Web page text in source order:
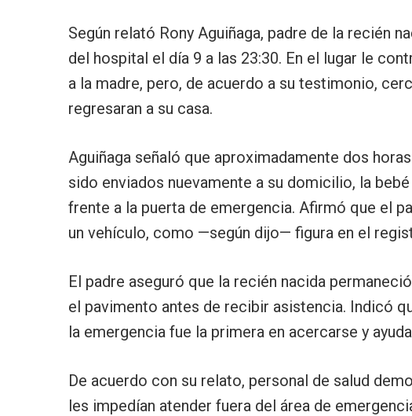
Según relató Rony Aguiñaga, padre de la recién
del hospital el día 9 a las 23:30. En el lugar le
a la madre, pero, de acuerdo a su testimonio,
regresaran a su casa.
Aguiñaga señaló que aproximadamente dos
sido enviados nuevamente a su domicilio, la
frente a la puerta de emergencia. Afirmó que el
un vehículo, como —según dijo— figura en el
El padre aseguró que la recién nacida
el pavimento antes de recibir asistencia. Indicó
la emergencia fue la primera en acercarse y
De acuerdo con su relato, personal de salud
les impedían atender fuera del área de